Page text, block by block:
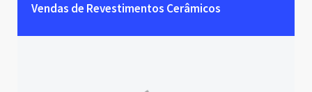
Vendas de Revestimentos Cerâmicos